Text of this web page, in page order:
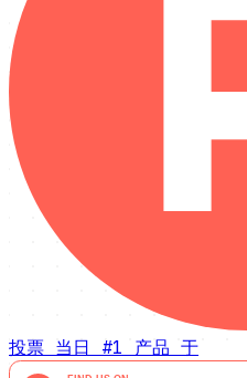
投票 当日 #1 产品 于